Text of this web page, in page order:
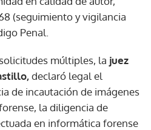
(seguimiento y vigilancia
Penal.
múltiples, la juez
declaró legal el
de incautación de imágenes
la diligencia de
en informática forense